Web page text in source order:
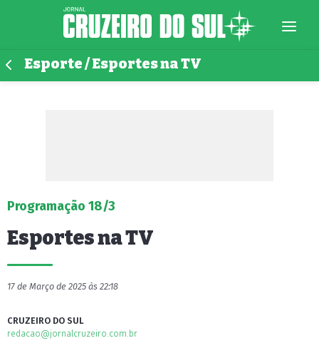
Esporte / Esportes na TV
Programação 18/3
Esportes na TV
17 de Março de 2025 às 22:18
CRUZEIRO DO SUL
redacao@jornalcruzeiro.com.br